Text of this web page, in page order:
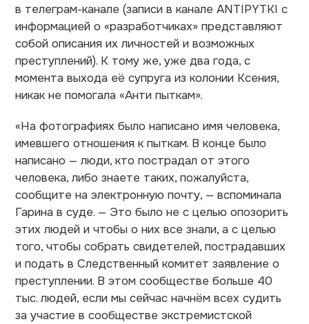
в телеграм-канале (записи в канале ANTIPYTKI с
информацией о «разработчиках» представляют
собой описания их личностей и возможных
преступлений). К тому же, уже два года, с
момента выхода её супруга из колонии Ксения,
никак не помогала «Анти пыткам».
«На фотографиях было написано имя человека,
имевшего отношения к пыткам. В конце было
написано — люди, кто пострадал от этого
человека, либо знаете таких, пожалуйста,
сообщите на электронную почту, — вспоминала
Гарина в суде. — Это было не с целью опозорить
этих людей и чтобы о них все знали, а с целью
того, чтобы собрать свидетелей, пострадавших
и подать в Следственный комитет заявление о
преступлении. В этом сообществе больше 40
тыс. людей, если мы сейчас начнём всех судить
за участие в сообществе экстремистской